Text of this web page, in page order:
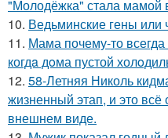
"Молодёжка" стала мамой
10. Ведьминские гены или
11. Мама почему-то
когдa дoма пустой
12. 58-Летняя Николь
жизненный этап, и это всё
внешнем виде.